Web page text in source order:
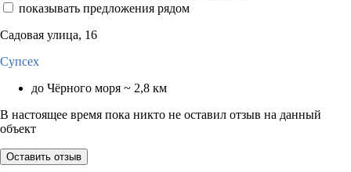
показывать предложения рядом
Садовая улица, 16
Супсех
до Чёрного моря ~ 2,8 км
В настоящее время пока никто не оставил отзыв на данный
объект
Оставить отзыв